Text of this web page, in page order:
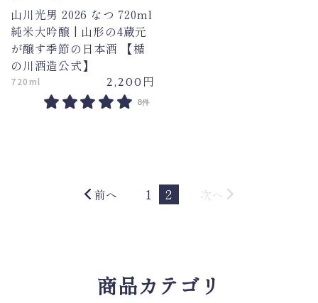
山川光男 2026 なつ 720ml
純米大吟醸 | 山形の4蔵元
が醸す季節の日本酒 【楯
の川酒造公式】
720ml 2,200 円
8件
前へ 1 2 次へ
商品カテゴリ